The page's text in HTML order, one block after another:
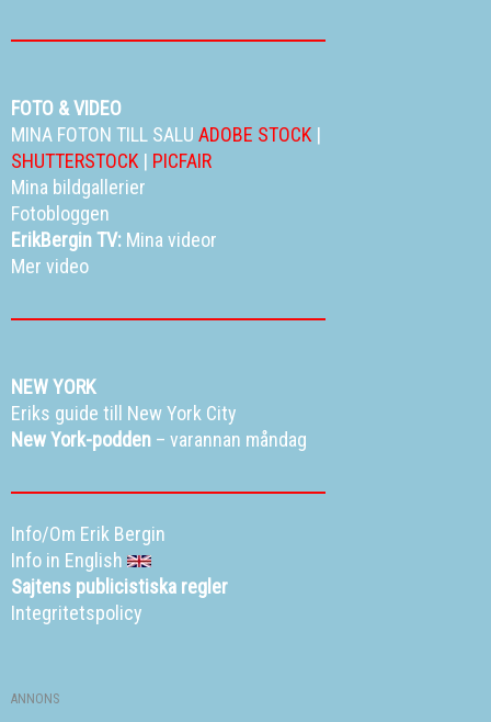
FOTO & VIDEO
MINA FOTON TILL SALU ADOBE STOCK |
SHUTTERSTOCK | PICFAIR
Mina bildgallerier
Fotobloggen
ErikBergin TV: Mina videor
Mer video
NEW YORK
Eriks guide till New York City
New York-podden – varannan måndag
Info/Om Erik Bergin
Info in English
Sajtens publicistiska regler
Integritetspolicy
ANNONS